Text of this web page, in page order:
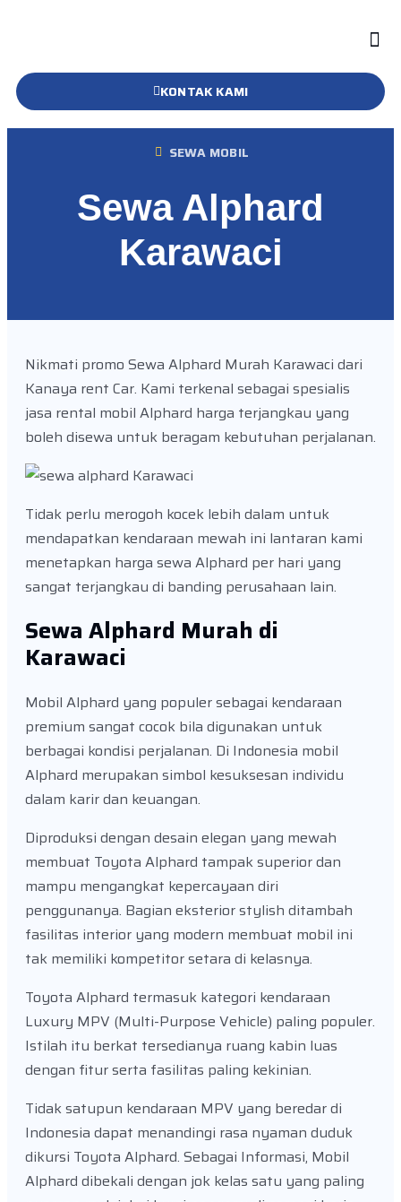
KONTAK KAMI
SEWA MOBIL
Sewa Alphard
Karawaci
Nikmati promo Sewa Alphard Murah Karawaci dari
Kanaya rent Car. Kami terkenal sebagai spesialis
jasa rental mobil Alphard harga terjangkau yang
boleh disewa untuk beragam kebutuhan perjalanan.
Tidak perlu merogoh kocek lebih dalam untuk
mendapatkan kendaraan mewah ini lantaran kami
menetapkan harga sewa Alphard per hari yang
sangat terjangkau di banding perusahaan lain.
Sewa Alphard Murah di
Karawaci
Mobil Alphard yang populer sebagai kendaraan
premium sangat cocok bila digunakan untuk
berbagai kondisi perjalanan. Di Indonesia mobil
Alphard merupakan simbol kesuksesan individu
dalam karir dan keuangan.
Diproduksi dengan desain elegan yang mewah
membuat Toyota Alphard tampak superior dan
mampu mengangkat kepercayaan diri
penggunanya. Bagian eksterior stylish ditambah
fasilitas interior yang modern membuat mobil ini
tak memiliki kompetitor setara di kelasnya.
Toyota Alphard termasuk kategori kendaraan
Luxury MPV (Multi-Purpose Vehicle) paling populer.
Istilah itu berkat tersedianya ruang kabin luas
dengan fitur serta fasilitas paling kekinian.
Tidak satupun kendaraan MPV yang beredar di
Indonesia dapat menandingi rasa nyaman duduk
dikursi Toyota Alphard. Sebagai Informasi, Mobil
Alphard dibekali dengan jok kelas satu yang paling